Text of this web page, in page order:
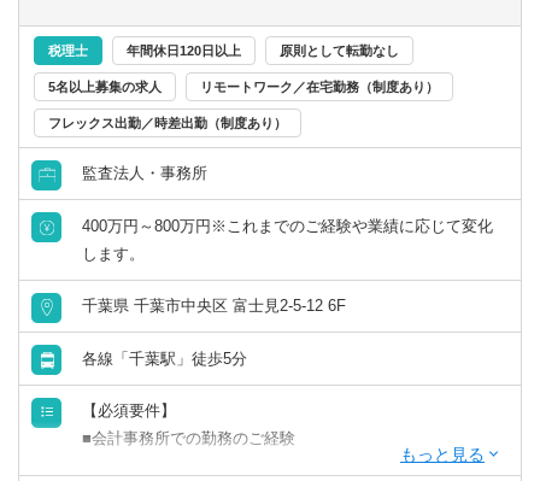
税理士 年間休日120日以上 原則として転勤なし
5名以上募集の求人 リモートワーク／在宅勤務（制度あり）
フレックス出勤／時差出勤（制度あり）
監査法人・事務所
400万円～800万円※これまでのご経験や業績に応じて変化
します。
千葉県 千葉市中央区 富士見2-5-12 6F
各線「千葉駅」徒歩5分
【必須要件】
■会計事務所での勤務のご経験
企業名のみで検索
休日・働き方
リモートワーク／在宅勤務（制度あり）
年間休日120日以上
原則として転勤なし
フレックス出勤／時差出勤（制度あり）
募集・採用情報